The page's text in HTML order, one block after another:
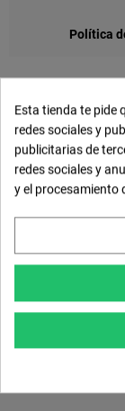
Política
Esta tienda te pide
redes sociales y
publicitarias de
redes sociales y
y el procesamiento